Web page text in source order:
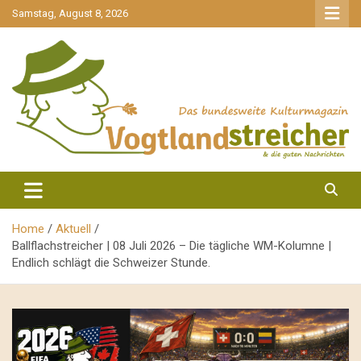
gehe
zum
Samstag, August 8, 2026
Vogtlandstreicher
Home
Aktuell
Ballflachstreicher | 08 Juli 2026 – Die tägliche WM-Kolumne |
Endlich schlägt die Schweizer Stunde.